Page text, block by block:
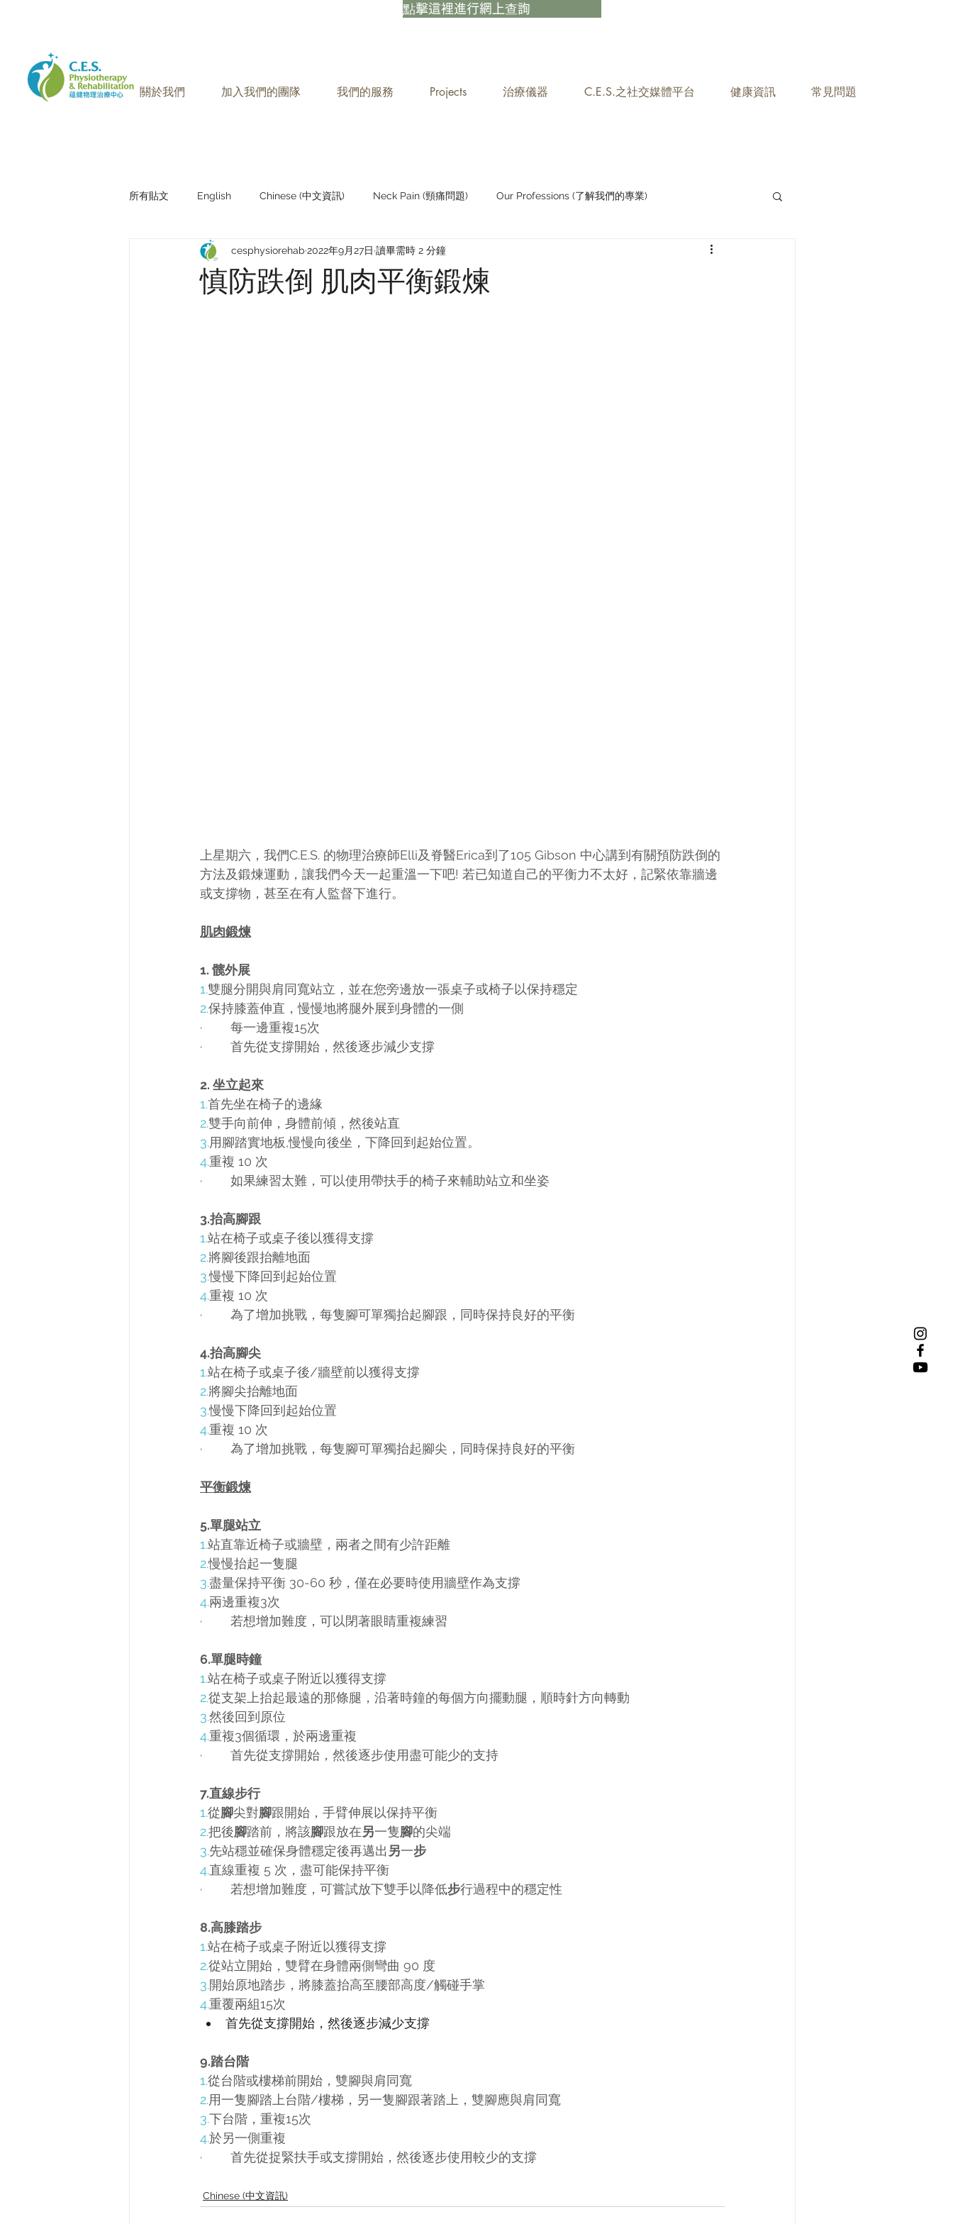
點擊這裡進行網上查詢
關於我們 加入我們的團隊 我們的服務 Projects 治療儀器 C.E.S.之社交媒體平台 健康資訊 常見問題
所有貼文 English Chinese (中文資訊) Neck Pain (頸痛問題) Our Professions (了解我們的專業)
Research Sharing (研究文獻分享) Staying Active (保持活躍)
慎防跌倒 肌肉平衡鍛煉
cesphysiorehab 2022年9月27日 讀畢需時 2 分鐘
上星期六，我們C.E.S. 的物理治療師Elli及脊醫Erica到了105 Gibson 中心講到有關預防跌倒的
方法及鍛煉運動，讓我們今天一起重溫一下吧! 若已知道自己的平衡力不太好，記緊依靠牆邊
或支撐物，甚至在有人監督下進行。
肌肉鍛煉
1. 髋外展
1.雙腿分開與肩同寬站立，並在您旁邊放一張桌子或椅子以保持穩定
2.保持膝蓋伸直，慢慢地將腿外展到身體的一側
·        每一邊重複15次
·        首先從支撐開始，然後逐步減少支撐
2. 坐立起來
1.首先坐在椅子的邊緣
2.雙手向前伸，身體前傾，然後站直
3.用腳踏實地板,慢慢向後坐，下降回到起始位置。
4.重複 10 次
·        如果練習太難，可以使用帶扶手的椅子來輔助站立和坐姿
3.抬高腳跟
1.站在椅子或桌子後以獲得支撐
2.將腳後跟抬離地面
3.慢慢下降回到起始位置
4.重複 10 次
·        為了增加挑戰，每隻腳可單獨抬起腳跟，同時保持良好的平衡
4.抬高腳尖
1.站在椅子或桌子後/牆壁前以獲得支撐
2.將腳尖抬離地面
3.慢慢下降回到起始位置
4.重複 10 次
·        為了增加挑戰，每隻腳可單獨抬起腳尖，同時保持良好的平衡
平衡鍛煉
5.單腿站立
1.站直靠近椅子或牆壁，兩者之間有少許距離
2.慢慢抬起一隻腿
3.盡量保持平衡 30-60 秒，僅在必要時使用牆壁作為支撐
4.兩邊重複3次
·        若想增加難度，可以閉著眼睛重複練習
6.單腿時鐘
1.站在椅子或桌子附近以獲得支撐
2.從支架上抬起最遠的那條腿，沿著時鐘的每個方向擺動腿，順時針方向轉動
3.然後回到原位
4.重複3個循環，於兩邊重複
·        首先從支撐開始，然後逐步使用盡可能少的支持
7.直線步行
1.從腳尖對腳跟開始，手臂伸展以保持平衡
2.把後腳踏前，將該腳跟放在另一隻腳的尖端
3.先站穩並確保身體穩定後再邁出另一步
4.直線重複 5 次，盡可能保持平衡
·        若想增加難度，可嘗試放下雙手以降低步行過程中的穩定性
8.高膝踏步
1.站在椅子或桌子附近以獲得支撐
2.從站立開始，雙臂在身體兩側彎曲 90 度
3.開始原地踏步，將膝蓋抬高至腰部高度/觸碰手掌
4.重覆兩組15次
首先從支撐開始，然後逐步減少支撐
9.踏台階
1.從台階或樓梯前開始，雙腳與肩同寬
2.用一隻腳踏上台階/樓梯，另一隻腳跟著踏上，雙腳應與肩同寬
3.下台階，重複15次
4.於另一側重複
·        首先從捉緊扶手或支撐開始，然後逐步使用較少的支撐
Chinese (中文資訊)